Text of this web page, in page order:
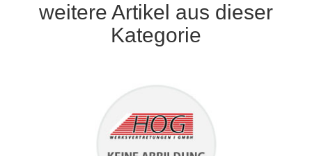
weitere Artikel aus dieser
Kategorie